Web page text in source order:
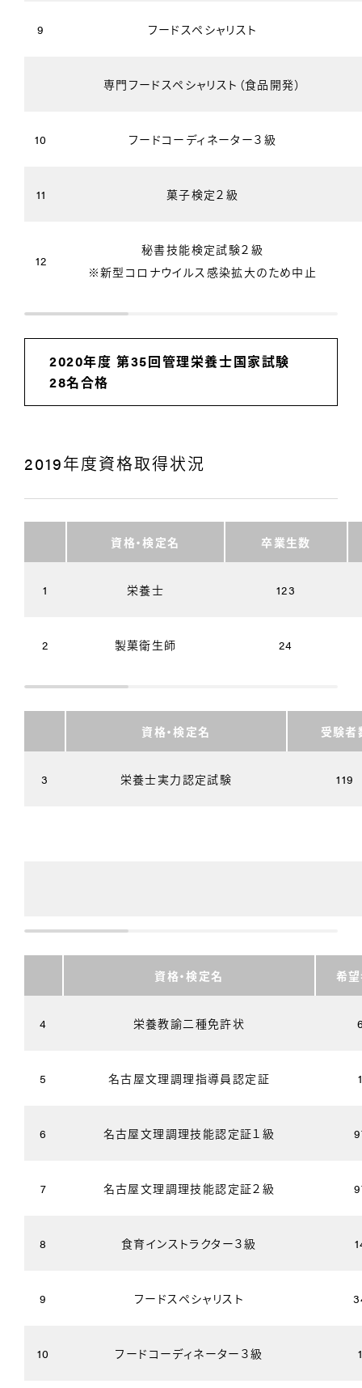
9 フードスペシャリスト
専門フードスペシャリスト（食品開発）
10 フードコーディネーター３級
11 菓子検定２級
12
秘書技能検定試験２級
※新型コロナウイルス感染拡大のため中止
2020年度 第35回管理栄養士国家試験
28名合格
2019年度資格取得状況
資格・検定名 卒業生数
1 栄養士 123
2 製菓衛生師 24
資格・検定名 受験者
3 栄養士実力認定試験 119
資格・検定名 希
4 栄養教諭二種免許状
5 名古屋文理調理指導員認定証
6 名古屋文理調理技能認定証１級
7 名古屋文理調理技能認定証２級
8 食育インストラクター３級
9 フードスペシャリスト
10 フードコーディネーター３級